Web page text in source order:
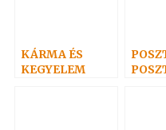
KÁRMA ÉS
KEGYELEM